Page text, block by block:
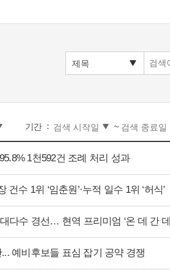
기간 ~
1천592건 조례 처리 성과
수 1위 ‘임춘원’·누적 일수 1위 ‘허식’
다수 경선… 현역 프리미엄 ‘온 데 간 데
예비후보들 표심 잡기 공약 경쟁